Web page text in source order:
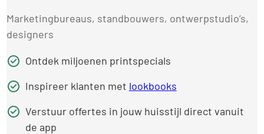
Marketingbureaus, standbouwers, ontwerpstudio’s,
designers
Ontdek miljoenen printspecials
Inspireer klanten met lookbooks
Verstuur offertes in jouw huisstijl direct vanuit
de app